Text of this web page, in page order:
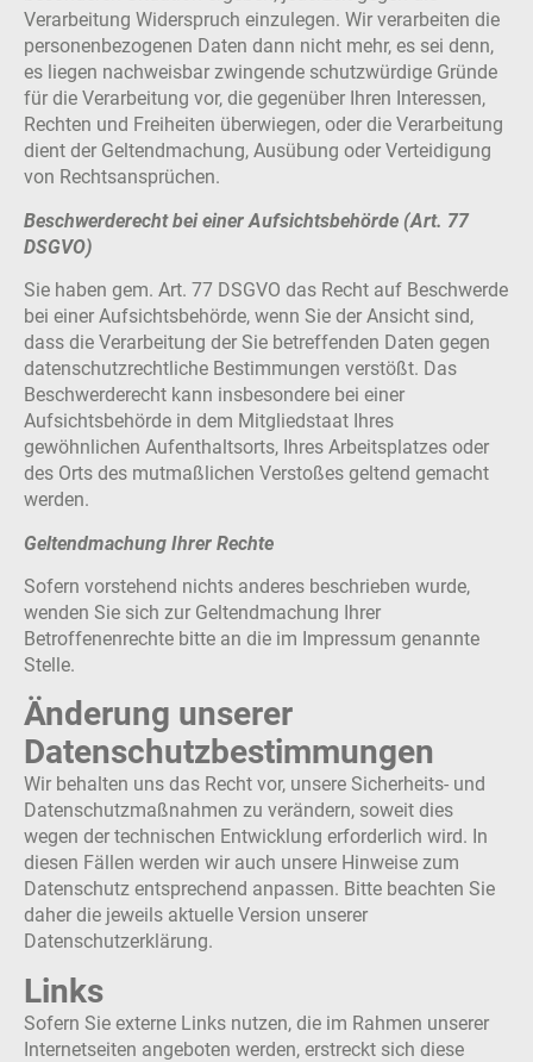
Verarbeitung Widerspruch einzulegen. Wir verarbeiten die
personenbezogenen Daten dann nicht mehr, es sei denn,
es liegen nachweisbar zwingende schutzwürdige Gründe
für die Verarbeitung vor, die gegenüber Ihren Interessen,
Rechten und Freiheiten überwiegen, oder die Verarbeitung
dient der Geltendmachung, Ausübung oder Verteidigung
von Rechtsansprüchen.
Beschwerderecht bei einer Aufsichtsbehörde (Art. 77
DSGVO)
Sie haben gem. Art. 77 DSGVO das Recht auf Beschwerde
bei einer Aufsichtsbehörde, wenn Sie der Ansicht sind,
dass die Verarbeitung der Sie betreffenden Daten gegen
datenschutzrechtliche Bestimmungen verstößt. Das
Beschwerderecht kann insbesondere bei einer
Aufsichtsbehörde in dem Mitgliedstaat Ihres
gewöhnlichen Aufenthaltsorts, Ihres Arbeitsplatzes oder
des Orts des mutmaßlichen Verstoßes geltend gemacht
werden.
Geltendmachung Ihrer Rechte
Sofern vorstehend nichts anderes beschrieben wurde,
wenden Sie sich zur Geltendmachung Ihrer
Betroffenenrechte bitte an die im Impressum genannte
Stelle.
Änderung unserer
Datenschutzbestimmungen
Wir behalten uns das Recht vor, unsere Sicherheits- und
Datenschutzmaßnahmen zu verändern, soweit dies
wegen der technischen Entwicklung erforderlich wird. In
diesen Fällen werden wir auch unsere Hinweise zum
Datenschutz entsprechend anpassen. Bitte beachten Sie
daher die jeweils aktuelle Version unserer
Datenschutzerklärung.
Links
Sofern Sie externe Links nutzen, die im Rahmen unserer
Internetseiten angeboten werden, erstreckt sich diese